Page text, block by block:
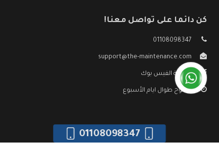
كن دائما على تواصل معنا!
01108098347
support@the-maintenance.com
صفحة الفيس بوك
مفتوح طوال ايام الأسبوع
01108098347